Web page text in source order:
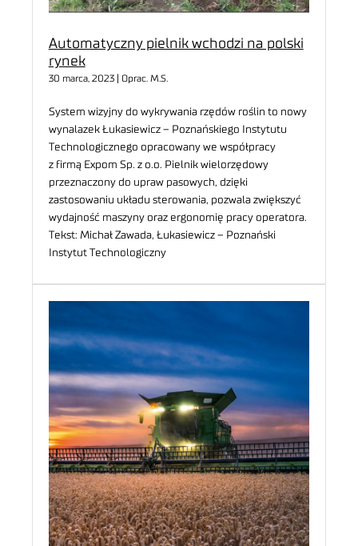
Automatyczny pielnik wchodzi na polski
rynek
30 marca, 2023 | Oprac. M.S.
System wizyjny do wykrywania rzędów roślin to nowy
wynalazek Łukasiewicz – Poznańskiego Instytutu
Technologicznego opracowany we współpracy
z firmą Expom Sp. z o.o. Pielnik wielorzędowy
przeznaczony do upraw pasowych, dzięki
zastosowaniu układu sterowania, pozwala zwiększyć
wydajność maszyny oraz ergonomię pracy operatora.
Tekst: Michał Zawada, Łukasiewicz – Poznański
Instytut Technologiczny